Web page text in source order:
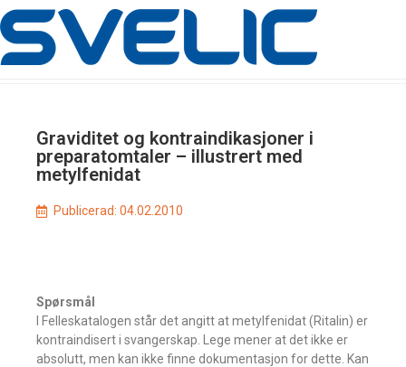
Graviditet og kontraindikasjoner i
preparatomtaler – illustrert med
metylfenidat
Publicerad: 04.02.2010
Spørsmål
I Felleskatalogen står det angitt at metylfenidat (Ritalin) er
kontraindisert i svangerskap. Lege mener at det ikke er
absolutt, men kan ikke finne dokumentasjon for dette. Kan